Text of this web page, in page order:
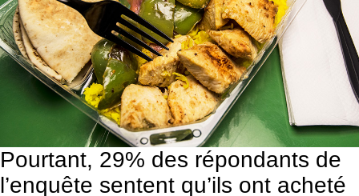
Pourtant, 29% des répondants de
l’enquête sentent qu’ils ont acheté